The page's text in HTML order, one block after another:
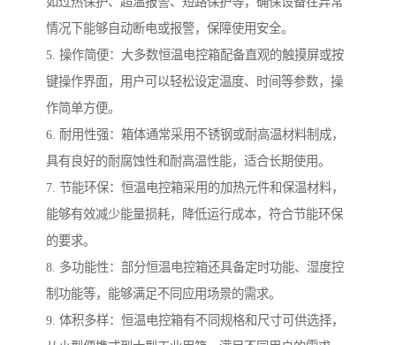
情况下能够自动断电或报警，保障使用安全。
5. 操作简便：大多数恒温电控箱配备直观的触摸屏或按
键操作界面，用户可以轻松设定温度、时间等参数，操
作简单方便。
6. 耐用性强：箱体通常采用不锈钢或耐高温材料制成，
具有良好的耐腐蚀性和耐高温性能，适合长期使用。
7. 节能环保：恒温电控箱采用的加热元件和保温材料，
能够有效减少能量损耗，降低运行成本，符合节能环保
的要求。
8. 多功能性：部分恒温电控箱还具备定时功能、湿度控
制功能等，能够满足不同应用场景的需求。
9. 体积多样：恒温电控箱有不同规格和尺寸可供选择，